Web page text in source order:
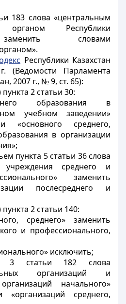
183 слова «центральным
органом Республики
словами
Республики Казахстан
(Ведомости Парламента
2007 г., № 9, ст. 65):
2 статьи 30:
образования в
учебном заведении»
«основного среднего,
в организации
пункта 5 статьи 36 слова
учреждения среднего и
заменить
послесреднего и
2 статьи 140:
среднего» заменить
и профессионального,
исключить;
статьи 182 слова
организаций и
начального»
«организаций среднего,